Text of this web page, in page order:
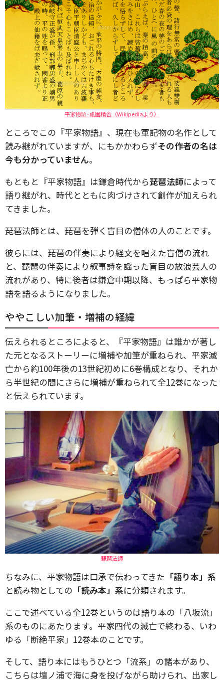
平家物語･祇園精舎（Wikipediaより）
ところでこの『平家物語』、現在も軍記物の名作として
読み継がれていますが、にもかかわらずその作者の名は
今も分かっていません。
もともと『平家物語』は鎌倉時代から琵琶法師によって
語り継がれ、時代とともに肉づけされて創作が加えられ
てきました。
琵琶法師とは、琵琶を弾く盲目の僧体の人のことです。
彼らには、琵琶の伴奏により経文を唱えた盲僧の流れ
と、琵琶の伴奏により叙事詩を謡った盲目の放浪芸人の
流れがあり、特に後者は鎌倉中期以降、もっぱら平家物
語を語るようになりました。
ややこしい加筆・増補の経緯
伝えられるところによると、『平家物語』は誰かが著し
た元となるストーリーに増補や加筆が重ねられ、平家滅
亡から約100年後の13世紀初めに6巻構成となり、それか
ら半世紀の間にさらに増補が重ねられて全12巻になった
と伝えられています。
琵琶法師
ちなみに、平家物語は口承で伝わってきた 「語り本」系
と読み物としての 「読み本」系に分類されます。
ここで述べている全12巻というのは語り本の「八坂流」
系のものにあたります。平家四代の滅亡で終わる、いわ
ゆる「断絶平家」12巻本のことです。
そして、語り本にはもうひとつ「流系」の諸本があり、
こちらは壇ノ浦で海に身を投げながら助けられ、出家し